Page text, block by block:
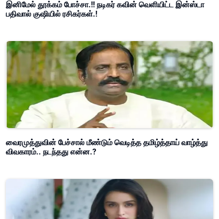
இனிமேல் தூக்கம் போச்சா.!! நடிகர் கவின் வெளியிட்ட இன்ஸ்டா
பதிவால் குஷியில் ரசிகர்கள்.!
வைரமுத்துவின் பேச்சால் மீண்டும் வெடித்த தமிழ்த்தாய் வாழ்த்து
விவகாரம்.. நடந்தது என்ன.?